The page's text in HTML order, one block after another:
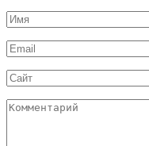
Имя
*
Email
*
Сайт
Комментарий